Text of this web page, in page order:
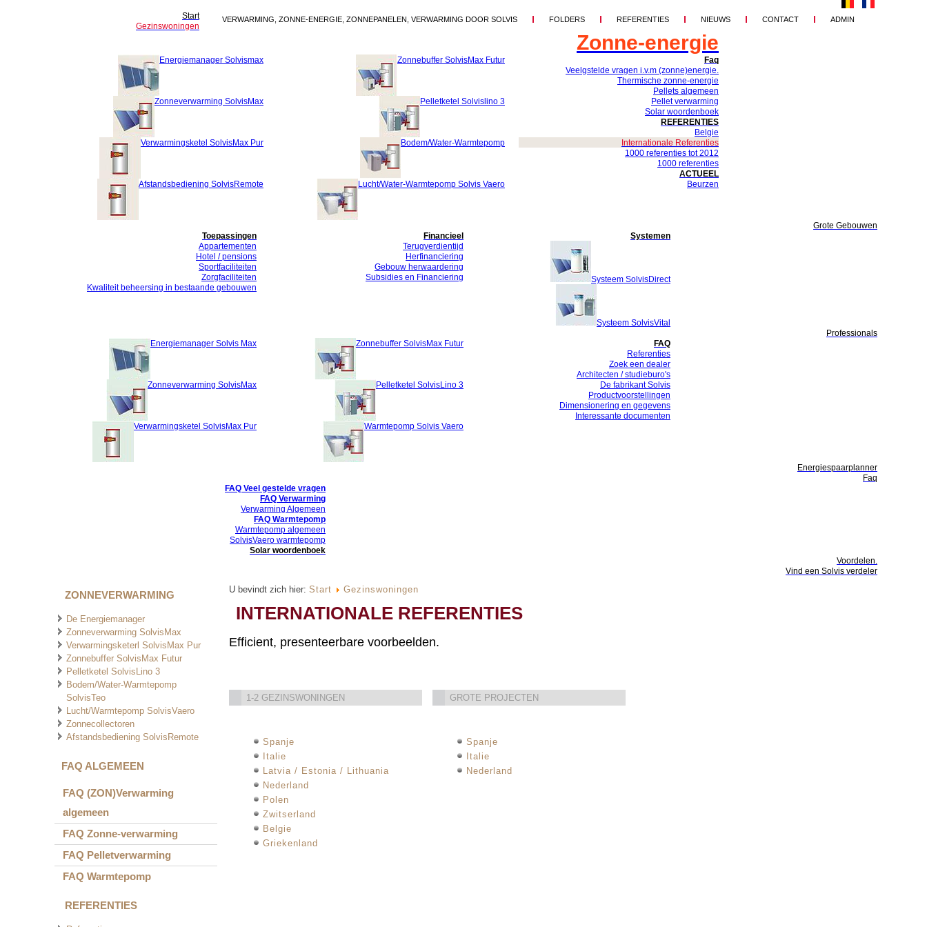
VERWARMING, ZONNE-ENERGIE, ZONNEPANELEN, VERWARMING DOOR SOLVIS FOLDERS REFERENTIES NIEUWS CONTACT ADMIN
Start
Gezinswoningen
Zonne-energie
Energiemanager Solvismax
Zonneverwarming SolvisMax
Verwarmingsketel SolvisMax Pur
Afstandsbediening SolvisRemote
Zonnebuffer SolvisMax Futur
Pelletketel Solvislino 3
Bodem/Water-Warmtepomp
Lucht/Water-Warmtepomp Solvis Vaero
Faq
Veelgstelde vragen i.v.m (zonne)energie.
Thermische zonne-energie
Pellets algemeen
Pellet verwarming
Solar woordenboek
REFERENTIES
Belgie
Internationale Referenties
1000 referenties tot 2012
1000 referenties
ACTUEEL
Beurzen
Grote Gebouwen
Toepassingen
Appartementen
Hotel / pensions
Sportfaciliteiten
Zorgfaciliteiten
Kwaliteit beheersing in bestaande gebouwen
Financieel
Terugverdientijd
Herfinanciering
Gebouw herwaardering
Subsidies en Financiering
Systemen
Systeem SolvisDirect
Systeem SolvisVital
Professionals
Energiemanager Solvis Max
Zonneverwarming SolvisMax
Verwarmingsketel SolvisMax Pur
Zonnebuffer SolvisMax Futur
Pelletketel SolvisLino 3
Warmtepomp Solvis Vaero
FAQ
Referenties
Zoek een dealer
Architecten / studieburo's
De fabrikant Solvis
Productvoorstellingen
Dimensionering en gegevens
Interessante documenten
Energiespaarplanner
Faq
FAQ Veel gestelde vragen
FAQ Verwarming
Verwarming Algemeen
FAQ Warmtepomp
Warmtepomp algemeen
SolvisVaero warmtepomp
Solar woordenboek
Voordelen.
Vind een Solvis verdeler
ZONNEVERWARMING
De Energiemanager
Zonneverwarming SolvisMax
Verwarmingsketerl SolvisMax Pur
Zonnebuffer SolvisMax Futur
Pelletketel SolvisLino 3
Bodem/Water-Warmtepomp
SolvisTeo
Lucht/Warmtepomp SolvisVaero
Zonnecollectoren
Afstandsbediening SolvisRemote
FAQ ALGEMEEN
FAQ (ZON)Verwarming
algemeen
FAQ Zonne-verwarming
FAQ Pelletverwarming
FAQ Warmtepomp
REFERENTIES
U bevindt zich hier: Start Gezinswoningen
INTERNATIONALE REFERENTIES
Efficient, presenteerbare voorbeelden.
1-2 GEZINSWONINGEN
Spanje
Italie
Latvia / Estonia / Lithuania
Nederland
Polen
Zwitserland
Belgie
Griekenland
GROTE PROJECTEN
Spanje
Italie
Nederland